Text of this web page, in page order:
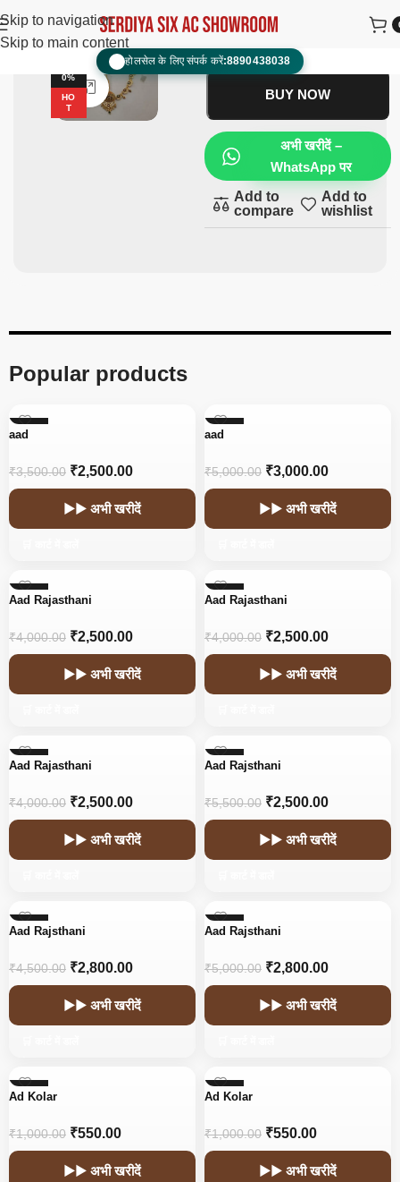
Skip to navigation
Skip to main content
📞 होलसेल के लिए संपर्क करें:8890438038
0%
HO
T
Click to enlarge
Rakhdi Set
₹1,500.00
BUY NOW
अभी खरीदें –
WhatsApp पर
Add to
compare
Add to
wishlist
Popular products
-29%
aad
₹3,500.00 ₹2,500.00
▶▶ अभी खरीदें
-40%
aad
₹5,000.00 ₹3,000.00
▶▶ अभी खरीदें
-38%
Aad Rajasthani
₹4,000.00 ₹2,500.00
▶▶ अभी खरीदें
-38%
Aad Rajasthani
₹4,000.00 ₹2,500.00
▶▶ अभी खरीदें
-38%
Aad Rajasthani
₹4,000.00 ₹2,500.00
▶▶ अभी खरीदें
-55%
Aad Rajsthani
₹5,500.00 ₹2,500.00
▶▶ अभी खरीदें
-38%
Aad Rajsthani
₹4,500.00 ₹2,800.00
▶▶ अभी खरीदें
-44%
Aad Rajsthani
₹5,000.00 ₹2,800.00
▶▶ अभी खरीदें
-45%
Ad Kolar
₹1,000.00 ₹550.00
▶▶ अभी खरीदें
-45%
Ad Kolar
₹1,000.00 ₹550.00
▶▶ अभी खरीदें